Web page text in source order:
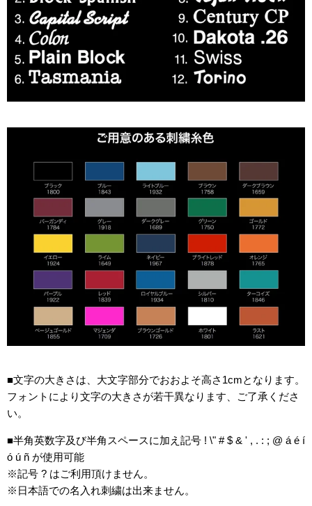
■文字の大きさは、大文字部分でおおよそ高さ1cmとなります。
フォントにより文字の大きさが若干異なります、ご了承くださ
い。
■半角英数字及び半角スペースに加え記号 ! \" # $ & ' , . : ; @ á é í
ó ú ñ が使用可能
※記号 ? はご利用頂けません。
※日本語での名入れ刺繍は出来ません。